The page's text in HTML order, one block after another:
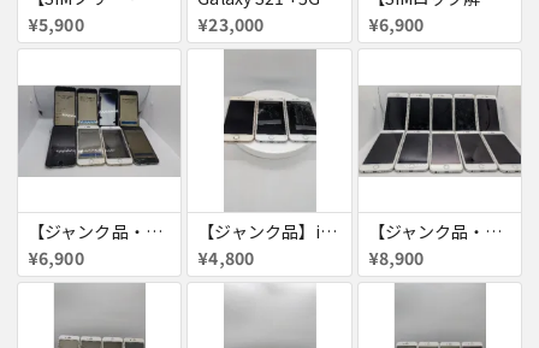
¥5,900
¥23,000
¥6,900
【ジャンク品・初期化済】iPhone6 8台セット
¥6,900
【ジャンク品】iPhone6s ３台セット
¥4,800
【ジャンク品・初期化済】iPhone6 10台セット
¥8,900